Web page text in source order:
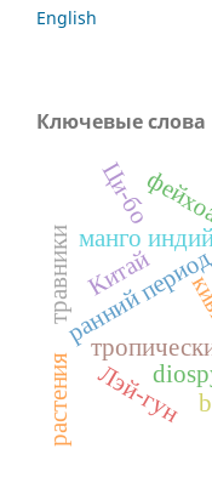
English
Ключевые слова
манго
ранний
Лэй-гун
Ци-бо
Китай
травники
растения